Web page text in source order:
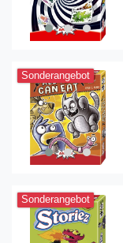
Sonderangebot
Sonderangebot